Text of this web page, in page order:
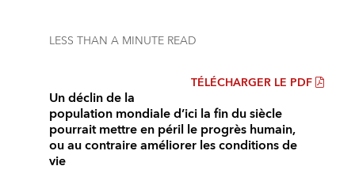
LESS THAN A MINUTE READ
TÉLÉCHARGER LE PDF
Un déclin de la
population mondiale d’ici la fin du siècle
pourrait mettre en péril le progrès humain,
ou au contraire améliorer les conditions de
vie